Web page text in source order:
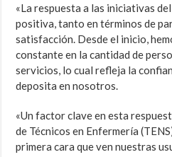
«La respuesta a las iniciativas
positiva, tanto en términos de
satisfacción. Desde el inicio,
constante en la cantidad de
servicios, lo cual refleja la
deposita en nosotros.
«Un factor clave en esta
de Técnicos en Enfermería
primera cara que ven nuestras